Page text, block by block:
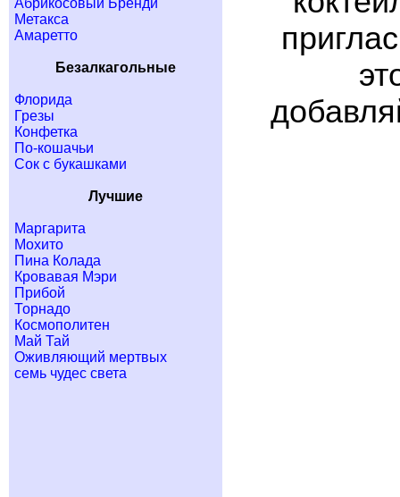
Абрикосовый Бренди
Метакса
Амаретто
Безалкагольные
Флорида
Грезы
Конфетка
По-кошачьи
Сок с букашками
Лучшие
Маргарита
Мохито
Пина Колада
Кровавая Мэри
Прибой
Торнадо
Космополитен
Май Тай
Оживляющий мертвых
семь чудес света